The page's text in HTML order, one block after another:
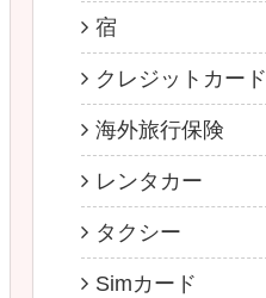
宿
クレジットカード
海外旅行保険
レンタカー
タクシー
Simカード